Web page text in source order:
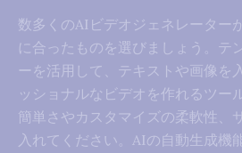
数多くのAIビデオジェネレーター
に合ったものを選びましょう。テ
ーを活用して、テキストや画像を
ッショナルなビデオを作れるツー
簡単さやカスタマイズの柔軟性、
入れてください。AIの自動生成機